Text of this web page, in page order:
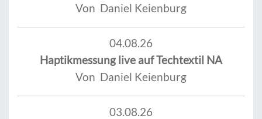
Von Daniel Keienburg
04.08.26
Haptikmessung live auf Techtextil NA
Von Daniel Keienburg
03.08.26